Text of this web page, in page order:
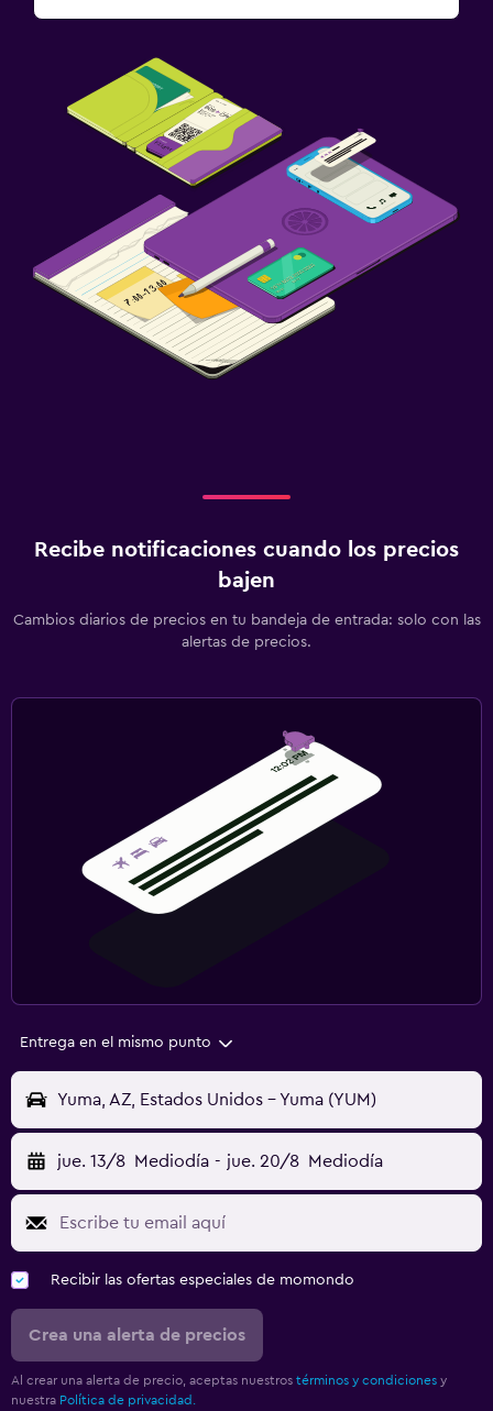
Recibe notificaciones cuando los precios
bajen
Cambios diarios de precios en tu bandeja de entrada: solo con las
alertas de precios.
Entrega en el mismo punto
Yuma, AZ, Estados Unidos - Yuma (YUM)
jue. 13/8 Mediodía - jue. 20/8 Mediodía
Recibir las ofertas especiales de momondo
Crea una alerta de precios
Al crear una alerta de precio, aceptas nuestros términos y condiciones y
nuestra Política de privacidad.